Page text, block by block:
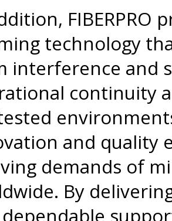
FIBERPRO
technology
interference and
continuity
and quality
demands of
By